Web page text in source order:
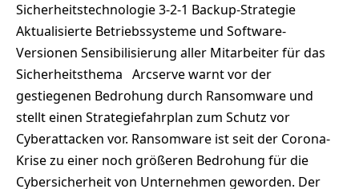
Sicherheitstechnologie 3-2-1 Backup-Strategie
Aktualisierte Betriebssysteme und Software-
Versionen Sensibilisierung aller Mitarbeiter für das
Sicherheitsthema Arcserve warnt vor der
gestiegenen Bedrohung durch Ransomware und
stellt einen Strategiefahrplan zum Schutz vor
Cyberattacken vor. Ransomware ist seit der Corona-
Krise zu einer noch größeren Bedrohung für die
Cybersicherheit von Unternehmen geworden. Der